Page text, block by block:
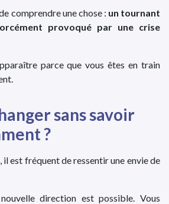
comprendre une chose : un tournant
provoqué par une crise
parce que vous êtes en train
sans savoir
?
il est fréquent de ressentir une envie de
direction est possible. Vous